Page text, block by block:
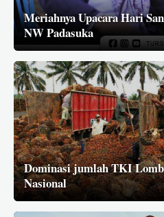
Meriahnya Upacara Hari
NW Padasuka
Dominasi jumlah TKI
Nasional